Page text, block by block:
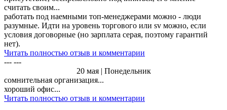
считать своим...
работать под наемными топ-менеджерами можно - люди
разумные. Идти на уровень торгового или sv можно, если
условия договорные (но зарплата серая, поэтому гарантий
нет).
Читать полностью отзыв и комментарии
--- ---
20 мая | Понедельник
сомнительная организация...
хороший офис...
Читать полностью отзыв и комментарии